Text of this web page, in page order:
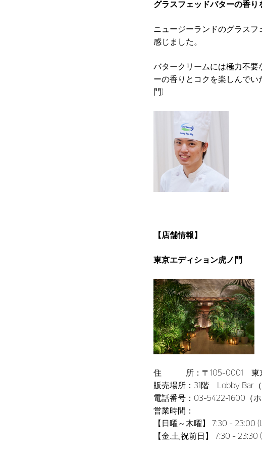
グラスフェッドバターの香り
ニュージーランドのグラス
感じました。
バタークリームには極力不
ーの香りとコクを楽しんでい
門)
【店舗情報】
東京エディション虎ノ門
住 所：〒105-0001 東京
販売場所：31階 Lobby Bar（
電話番号：03-5422-1600（ホ
営業時間：
【日曜～木曜】 7:30 - 23:00
【金,土,祝前日】 7:30 -